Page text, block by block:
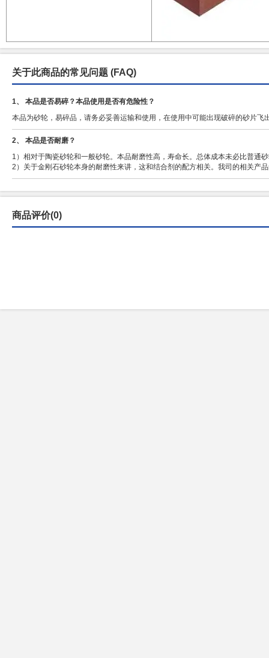
关于此商品的常见问题 (FAQ)
1、 本品是否易碎？本品使用是否有危险性？
本品为砂轮，易碎品，请务必妥善运输和使用，在使用中可能出现破碎的砂片
2、 本品是否耐磨？
1）相对于陶瓷砂轮和一般砂轮。本品耐磨性高，寿命长。总体成本未必比普通
2）关于金刚石砂轮本身的耐磨性来讲，这和结合剂的配方相关。我司的相关产
商品评价(0)